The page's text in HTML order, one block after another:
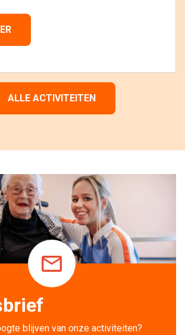
ALLE ACTIVITEITEN
blijven van onze activiteiten?